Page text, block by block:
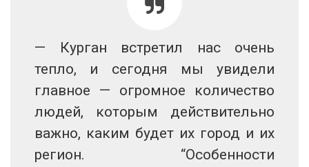
— Курган встретил нас очень
тепло, и сегодня мы увидели
главное — огромное количество
людей, которым действительно
важно, каким будет их город и их
регион. “Особенности